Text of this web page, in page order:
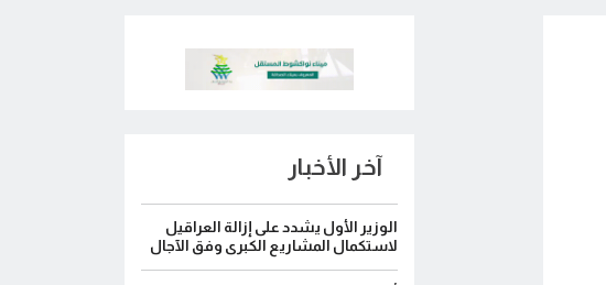
آخر الأخبار
الوزير الأول يشدد على إزالة العراقيل
لاستكمال المشاريع الكبرى وفق الآجال